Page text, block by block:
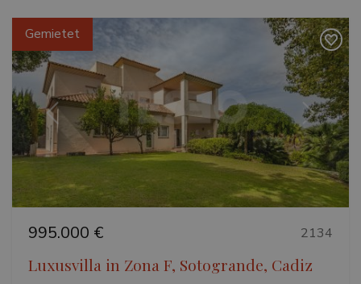
Vorherige Weiter
Gemietet
995.000 € 2134
Luxusvilla in Zona F, Sotogrande, Cadiz